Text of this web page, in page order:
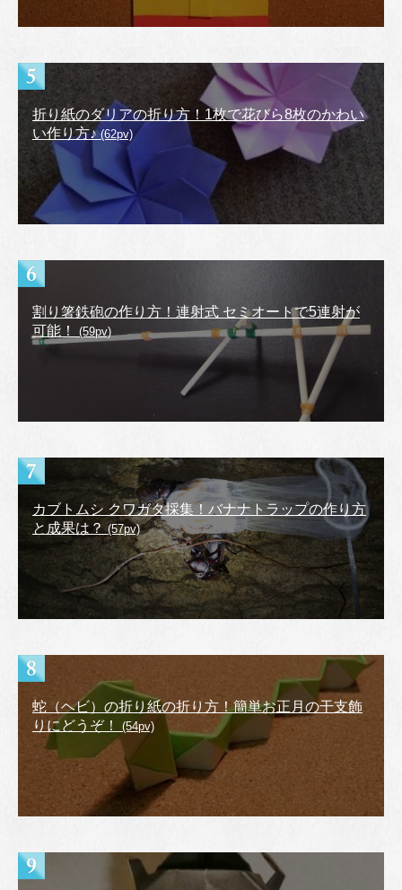
折り紙のダリアの折り方！1枚で花びら8枚のかわい
い作り方♪(62pv)
割り箸鉄砲の作り方！連射式 セミオートで5連射が
可能！
(59pv)
カブトムシ クワガタ採集！バナナトラップの作り方
と成果は？(57pv)
蛇（ヘビ）の折り紙の折り方！簡単お正月の干支飾
りにどうぞ！
(54pv)